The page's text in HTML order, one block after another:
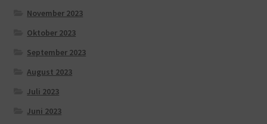
November 2023
Oktober 2023
September 2023
August 2023
Juli 2023
Juni 2023